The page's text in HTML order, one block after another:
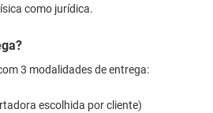
como jurídica.
3 modalidades de entrega:
escolhida por cliente)